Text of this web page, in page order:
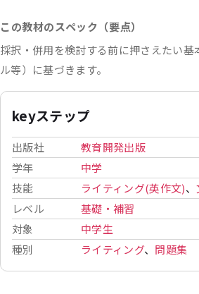
この教材のスペック（要点）
採択・併用を検討する前に押さえたい
ル等）に基づきます。
keyステップ
出版社
教育開発出版
学年
中学
技能
ライティング(英作文)、
レベル
基礎・補習
対象
中学生
種別
ライティング、 問題集